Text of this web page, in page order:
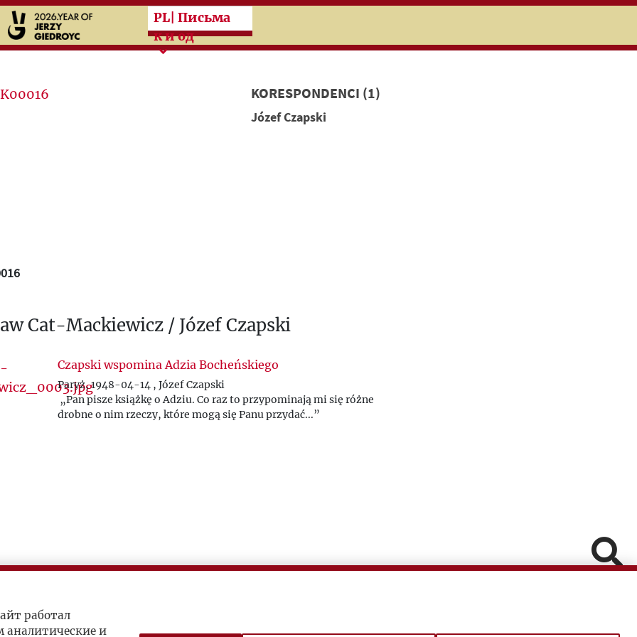
Przeskocz do treści zasadniczej
PL | Письма
к и од
KORESPONDENCI (1)
Józef Czapski
Cat-Mackiewicz / Józef Czapski
Czapski wspomina Adzia Bocheńskiego
Paryż, 1948-04-14 , Józef Czapski
„Pan pisze książkę o Adziu. Co raz to przypominają mi się różne
drobne o nim rzeczy, które mogą się Panu przydać...”
работал
аналитические и